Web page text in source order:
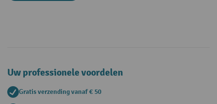
Uw professionele voordelen
Gratis verzending vanaf € 50